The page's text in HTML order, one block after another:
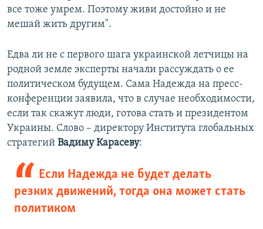
все тоже умрем. Поэтому живи достойно и не
мешай жить другим".
Едва ли не с первого шага украинской летчицы на
родной земле эксперты начали рассуждать о ее
политическом будущем. Сама Надежда на пресс-
конференции заявила, что в случае необходимости,
если так скажут люди, готова стать и президентом
Украины. Слово – директору Института глобальных
стратегий Вадиму Карасеву:
Если Надежда не будет делать
резких движений, тогда она может стать
политиком